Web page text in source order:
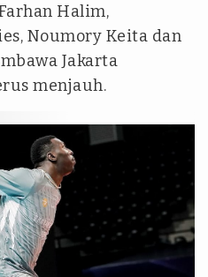
Halim,
Noumory Keita dan
Jakarta
menjauh.